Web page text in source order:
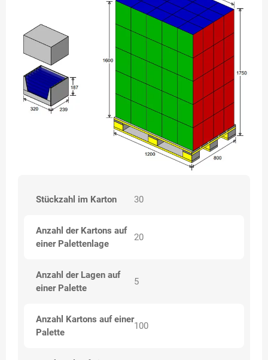
Stückzahl im Karton 30
Anzahl der Kartons auf
einer Palettenlage
20
Anzahl der Lagen auf
einer Palette
5
Anzahl Kartons auf einer
Palette
100